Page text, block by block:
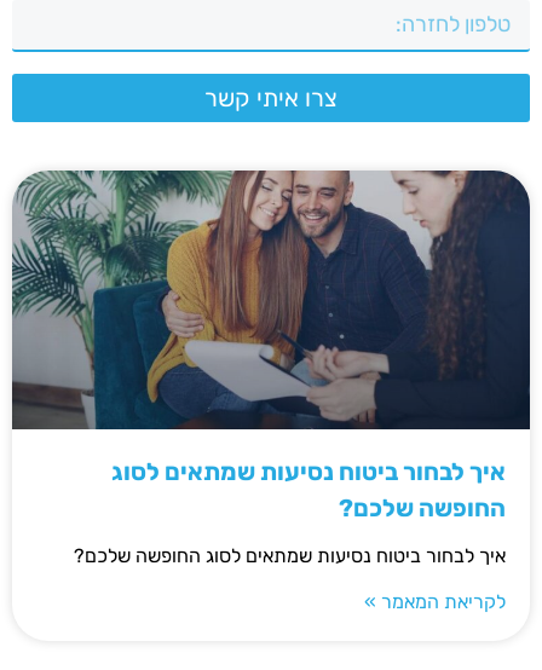
צרו איתי קשר
איך לבחור ביטוח נסיעות שמתאים לסוג
החופשה שלכם?
איך לבחור ביטוח נסיעות שמתאים לסוג החופשה שלכם?
לקריאת המאמר »